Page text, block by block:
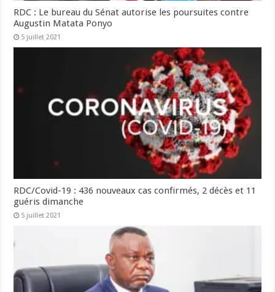
RDC : Le bureau du Sénat autorise les poursuites contre
Augustin Matata Ponyo
5 juillet 2021
RDC/Covid-19 : 436 nouveaux cas confirmés, 2 décès et 11
guéris dimanche
5 juillet 2021